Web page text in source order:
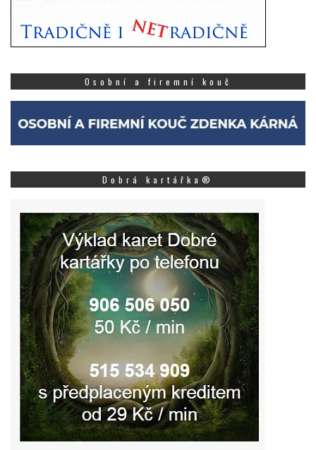
Osobní a firemní kouč
Dobrá kartářka®